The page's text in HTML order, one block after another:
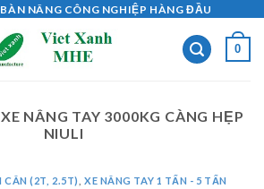
NÂNG CÔNG NGHIỆP HÀNG ĐẦU
0
XE NÂNG TAY 3000KG CÀNG HẸP
NIULI
CÂN (2T, 2.5T) ,XE NÂNG TAY 1 TẤN - 5 TẤN